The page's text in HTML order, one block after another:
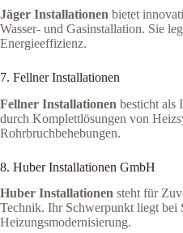
Jäger Installationen bietet
Wasser- und Gasinstallation. Sie
Energieeffizienz.
7. Fellner Installationen
Fellner Installationen besticht als
durch Komplettlösungen von
Rohrbruchbehebungen.
8. Huber Installationen GmbH
Huber Installationen steht für
Technik. Ihr Schwerpunkt liegt bei
Heizungsmodernisierung.